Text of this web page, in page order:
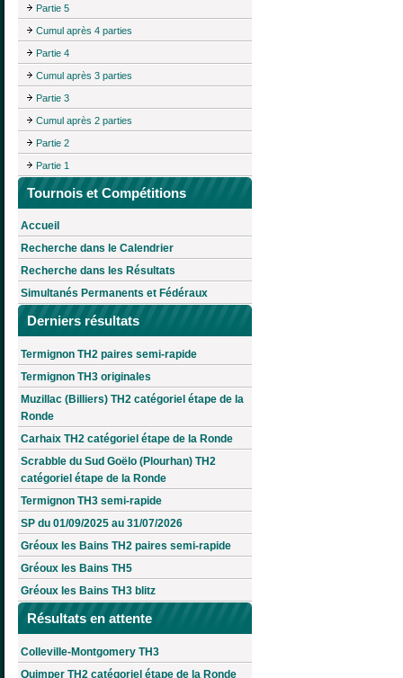
Partie 5
Cumul après 4 parties
Partie 4
Cumul après 3 parties
Partie 3
Cumul après 2 parties
Partie 2
Partie 1
Tournois et Compétitions
Accueil
Recherche dans le Calendrier
Recherche dans les Résultats
Simultanés Permanents et Fédéraux
Derniers résultats
Termignon TH2 paires semi-rapide
Termignon TH3 originales
Muzillac (Billiers) TH2 catégoriel étape de la
Ronde
Carhaix TH2 catégoriel étape de la Ronde
Scrabble du Sud Goëlo (Plourhan) TH2
catégoriel étape de la Ronde
Termignon TH3 semi-rapide
SP du 01/09/2025 au 31/07/2026
Gréoux les Bains TH2 paires semi-rapide
Gréoux les Bains TH5
Gréoux les Bains TH3 blitz
Résultats en attente
Colleville-Montgomery TH3
Quimper TH2 catégoriel étape de la Ronde